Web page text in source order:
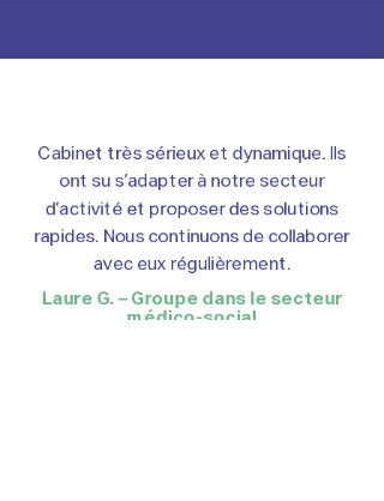
Cabinet très sérieux et dynamique. Ils
ont su s’adapter à notre secteur
d’activité et proposer des solutions
rapides. Nous continuons de collaborer
avec eux régulièrement.
Laure G. – Groupe dans le secteur
médico-social